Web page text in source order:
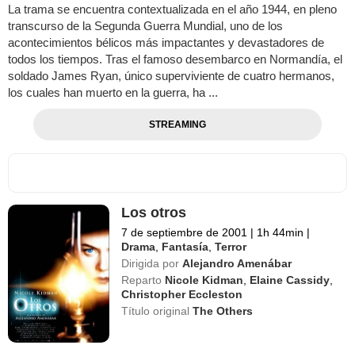
La trama se encuentra contextualizada en el año 1944, en pleno
transcurso de la Segunda Guerra Mundial, uno de los
acontecimientos bélicos más impactantes y devastadores de
todos los tiempos. Tras el famoso desembarco en Normandía, el
soldado James Ryan, único superviviente de cuatro hermanos,
los cuales han muerto en la guerra, ha ...
STREAMING
Los otros
7 de septiembre de 2001 | 1h 44min |
Drama Fantasía ,Terror
Dirigida por Alejandro Amenábar
Reparto Nicole Kidman Elaine Cassidy
Christopher Eccleston
Título originalThe Others